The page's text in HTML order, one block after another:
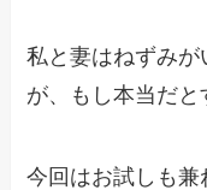
私と妻はねずみ
が、もし本当だと
今回はお試しも